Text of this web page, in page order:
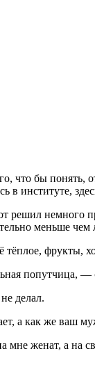
что бы
немного
меньше чем
фрукты,
попутчица, —
делал.
а как же ваш
женат, а на